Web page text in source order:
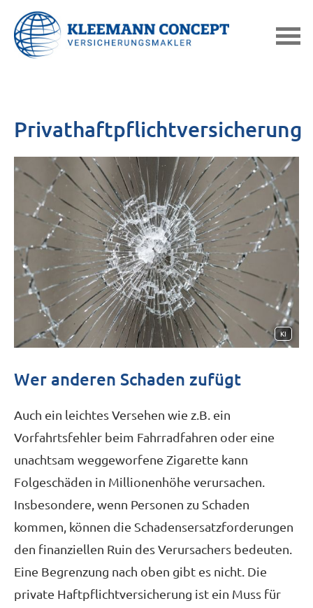
Privathaftpflichtversicherung
KI
Wer anderen Schaden zufügt
Auch ein leichtes Versehen wie z.B. ein
Vorfahrtsfehler beim Fahrradfahren oder eine
unachtsam weggeworfene Zigarette kann
Folgeschäden in Millionenhöhe verursachen.
Insbesondere, wenn Per­sonen zu Schaden
kommen, können die Schadensersatzforderungen
den finanziellen Ruin des Verursachers bedeuten.
Eine Begrenzung nach oben gibt es nicht. Die
private Haft­pflichtversicherung ist ein Muss für